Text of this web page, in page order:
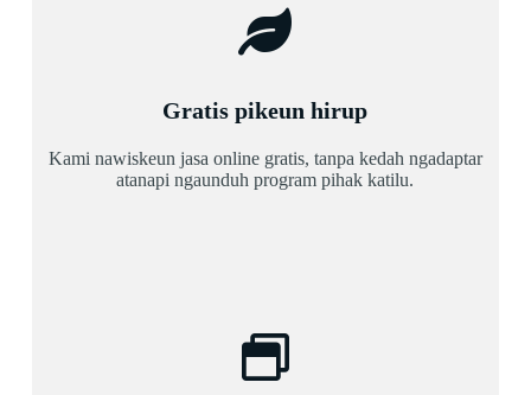
Gratis pikeun hirup
Kami nawiskeun jasa online gratis, tanpa kedah ngadaptar
atanapi ngaunduh program pihak katilu.